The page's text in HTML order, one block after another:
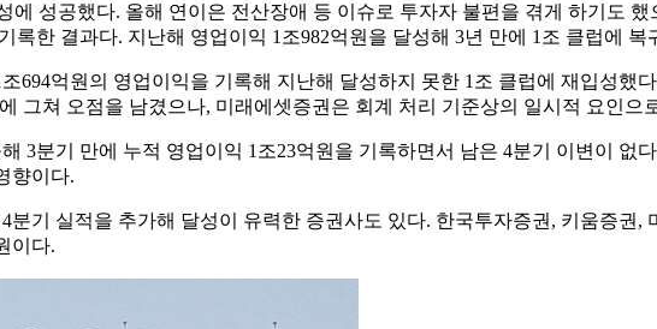
에 성공했다. 올해 연이은 전산장애 등 이슈로 투자자 불편을 겪게 하기도
록한 결과다. 지난해 영업이익 1조982억원을 달성해 3년 만에 1조 클럽에 복
694억원의 영업이익을 기록해 지난해 달성하지 못한 1조 클럽에 재입성했
그쳐 오점을 남겼으나, 미래에셋증권은 회계 처리 기준상의 일시적 요인
3분기 만에 누적 영업이익 1조23억원을 기록하면서 남은 4분기 이변이 없
향이다.
기 실적을 추가해 달성이 유력한 증권사도 있다. 한국투자증권, 키움증권,
이다.